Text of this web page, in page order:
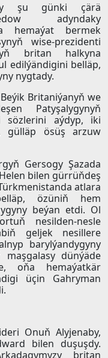
şu günki çärä
adyndaky
hemaýat bermek
wise-prezidenti
britan halkyna
edilýändigini belläp,
nygtady.
Britaniýanyň we
Patyşalygynyň
sözlerini aýdyp, iki
gülläp ösüş arzuw
Gersogy Şazada
bilen gürrüňdeş
atlara
özüniň hem
beýan etdi. Ol
nesilden-nesle
geljek nesillere
barylýandygyny
maşgalasy dünýäde
oňa hemaýatkär
üçin Gahryman
Onuň Alyjenaby,
bilen duşuşdy.
britan